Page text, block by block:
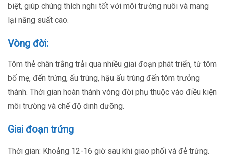
biệt, giúp chúng thích nghi tốt với môi trường nuôi và mang
lại năng suất cao.
Vòng đời:
Tôm thẻ chân trắng trải qua nhiều giai đoạn phát triển, từ tôm
bố mẹ, đến trứng, ấu trùng, hậu ấu trùng đến tôm trưởng
thành. Thời gian hoàn thành vòng đời phụ thuộc vào điều kiện
môi trường và chế độ dinh dưỡng.
Giai đoạn trứng
Thời gian: Khoảng 12-16 giờ sau khi giao phối và đẻ trứng.